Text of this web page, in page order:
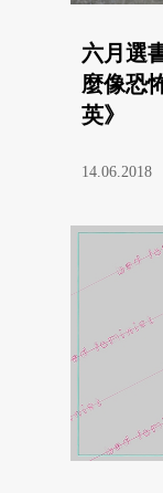
六月選
麼像恐
英》
14.06.2018